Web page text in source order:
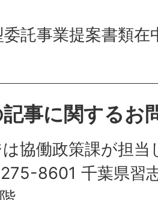
委託事業提案書類
事に関するお
協働政策課が担当
8601 千葉県習